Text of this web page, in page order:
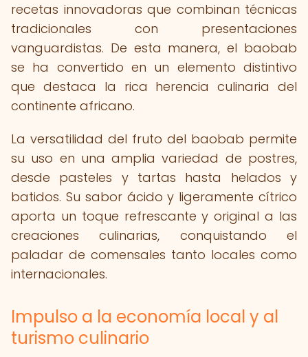
recetas innovadoras que combinan técnicas
tradicionales con presentaciones
vanguardistas. De esta manera, el baobab
se ha convertido en un elemento distintivo
que destaca la rica herencia culinaria del
continente africano.
La versatilidad del fruto del baobab permite
su uso en una amplia variedad de postres,
desde pasteles y tartas hasta helados y
batidos. Su sabor ácido y ligeramente cítrico
aporta un toque refrescante y original a las
creaciones culinarias, conquistando el
paladar de comensales tanto locales como
internacionales.
Impulso a la economía local y al
turismo culinario